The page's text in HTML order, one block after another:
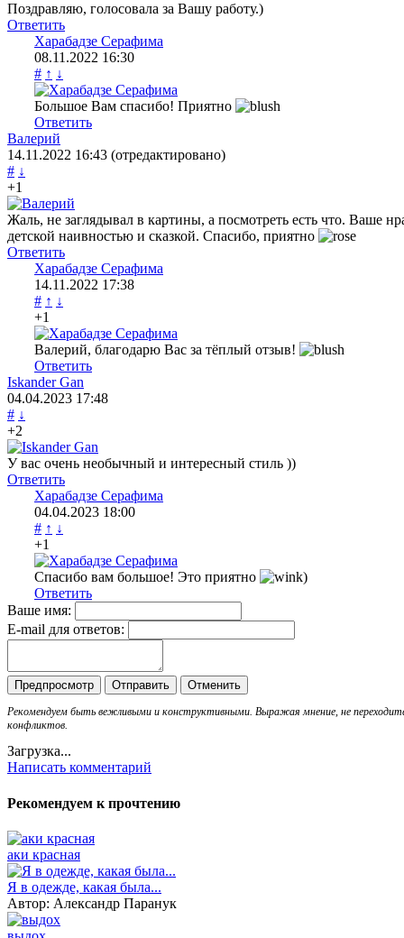
Поздравляю, голосовала за Вашу работу.)
Ответить
Харабадзе Серафима
08.11.2022 16:30
# ↑ ↓
Большое Вам спасибо! Приятно
Ответить
Валерий
14.11.2022 16:43 (отредактировано)
# ↓
+1
Жаль, не заглядывал в картины, а посмотреть есть что. Ваше
детской наивностью и сказкой. Спасибо, приятно
Ответить
Харабадзе Серафима
14.11.2022 17:38
# ↑ ↓
+1
Валерий, благодарю Вас за тёплый отзыв!
Ответить
Iskander Gan
04.04.2023 17:48
# ↓
+2
У вас очень необычный и интересный стиль ))
Ответить
Харабадзе Серафима
04.04.2023 18:00
# ↑ ↓
+1
Спасибо вам большое! Это приятно
)
Ответить
Ваше имя:
E-mail для ответов:
Рекомендуем быть вежливыми и конструктивными. Выражая мнение, не
конфликтов.
Загрузка...
Написать комментарий
Рекомендуем к прочтению
аки красная
Я в одежде, какая была...
Автор: Александр Паранук